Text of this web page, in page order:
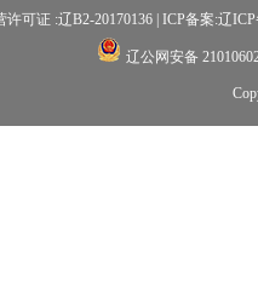
可证 :辽B2-20170136 | ICP备案:辽
辽公网安备